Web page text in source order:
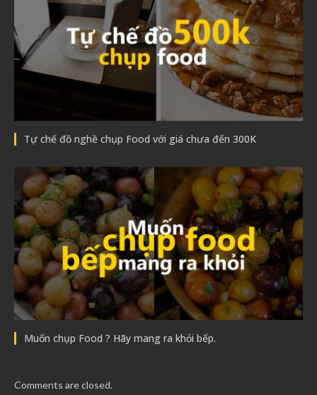
Tự chế đồ nghề chụp Food với giá chưa đến 300K
Muốn chụp Food ? Hãy mang ra khỏi bếp.
Comments are closed.